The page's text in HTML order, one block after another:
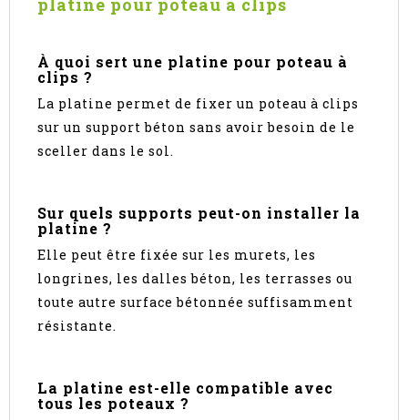
platine pour poteau à clips
À quoi sert une platine pour poteau à
clips ?
La platine permet de fixer un poteau à clips
sur un support béton sans avoir besoin de le
sceller dans le sol.
Sur quels supports peut-on installer la
platine ?
Elle peut être fixée sur les murets, les
longrines, les dalles béton, les terrasses ou
toute autre surface bétonnée suffisamment
résistante.
La platine est-elle compatible avec
tous les poteaux ?